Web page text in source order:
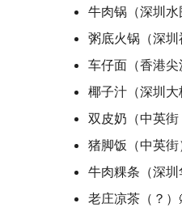
牛肉锅（深圳
粥底火锅（深
车仔面（香港
椰子汁（深圳大
双皮奶（中英
猪脚饭（中英街
牛肉粿条（深
老庄凉茶（？）